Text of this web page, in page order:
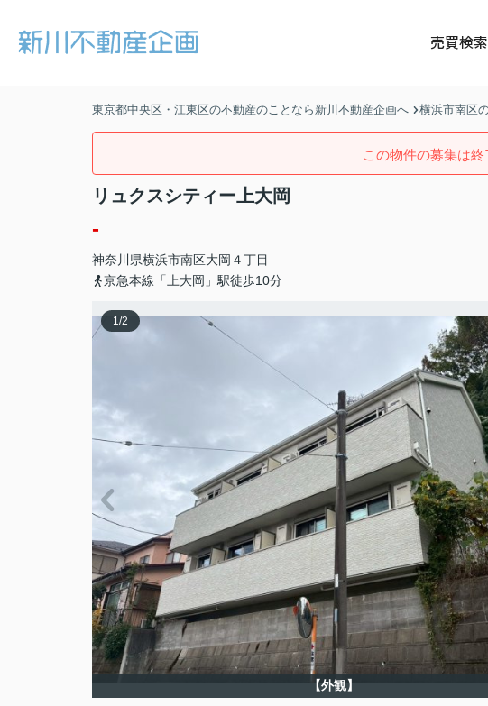
売買検索
東京都中央区・江東区の不動産のことなら新川不動産企画へ 横浜市南区
この物件の募集は終
リュクスシティー上大岡
-
神奈川県横浜市南区大岡 ４丁目
京急本線「上大岡」駅徒歩10分
1/2
【外観】